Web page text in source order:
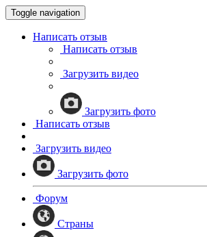
Toggle navigation
Написать отзыв
Написать отзыв
Загрузить видео
Загрузить фото
Написать отзыв
Загрузить видео
Загрузить фото
Форум
Страны